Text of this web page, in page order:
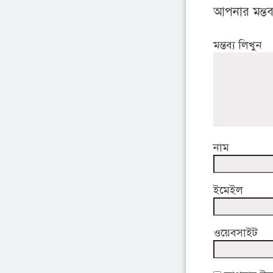
আপনার
মন্তব্য লিখুন
নাম
ইমেইল
ওয়েবসাইট